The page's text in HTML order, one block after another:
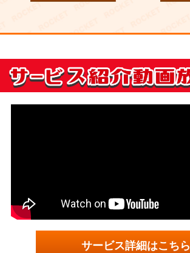
サービス詳細はこちら